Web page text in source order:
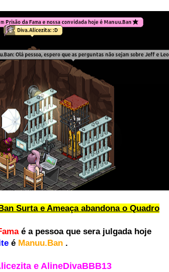
Surta e Ameaça abandona o Quadro
é a pessoa que sera julgada hoje
é Manuu.Ban .
e AlineDivaBBB13